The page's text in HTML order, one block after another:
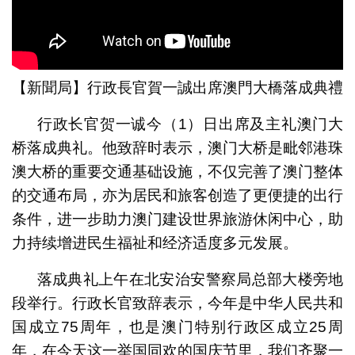
【新聞局】行政長官賀一誠出席澳門大橋落成典禮
行政长官贺一诚今（1）日出席及主礼澳门大
桥落成典礼。他致辞时表示，澳门大桥是毗邻港珠
澳大桥的重要交通基础设施，不仅完善了澳门整体
的交通布局，亦为居民和旅客创造了更便捷的出行
条件，进一步助力澳门建设世界旅游休闲中心，助
力持续增进民生福祉和经济适度多元发展。
落成典礼上午在北安治安警察局总部大楼旁地
段举行。行政长官致辞表示，今年是中华人民共和
国成立75周年，也是澳门特别行政区成立25周
年，在今天这一举国同欢的国庆节里，我们齐聚一